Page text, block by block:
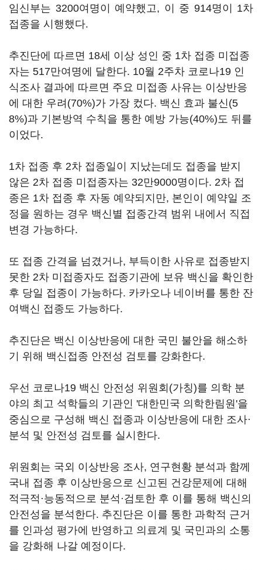
임신부는 3200여명이 예약했고, 이 중 914명이 1차
접종을 시행했다.
추진단에 따르면 18세 이상 성인 중 1차 접종 미접종
자는 517만여명에 달한다. 10월 2주차 코로나19 인
식조사 결과에 따르면 주요 미접종 사유는 이상반응
에 대한 우려(70%)가 가장 컸다. 백신 효과 불신(5
8%)과 기본방역 수칙을 통한 예방 가능(40%)도 뒤를
이었다.
1차 접종 후 2차 접종일이 지났는데도 접종을 받지
않은 2차 접종 미접종자는 32만9000명이다. 2차 접
종은 1차 접종 후 자동 예약되지만, 본인이 예약일 조
정을 원하는 경우 백신별 접종간격 범위 내에서 직접
변경 가능하다.
또 접종 간격을 넘겼거나, 부득이한 사유로 접종받지
못한 2차 미접종자도 접종기관에 보유 백신을 확인한
후 당일 접종이 가능하다. 카카오나 네이버를 통한 잔
여백신 접종도 가능하다.
추진단은 백신 이상반응에 대한 국민 불안을 해소하
기 위해 백신접종 안전성 검토를 강화한다.
우선 코로나19 백신 안전성 위원회(가칭)를 의학 분
야의 최고 석학들의 기관인 '대한민국 의학한림원'을
중심으로 구성해 백신 접종과 이상반응에 대한 조사·
분석 및 안전성 검토를 실시한다.
위원회는 국외 이상반응 조사, 연구현황 분석과 함께
국내 접종 후 이상반응으로 신고된 건강문제에 대해
적극적·능동적으로 분석·검토한 후 이를 통해 백신의
안전성을 분석한다. 추진단은 이를 통한 과학적 근거
를 인과성 평가에 반영하고 의료계 및 국민과의 소통
을 강화해 나갈 예정이다.